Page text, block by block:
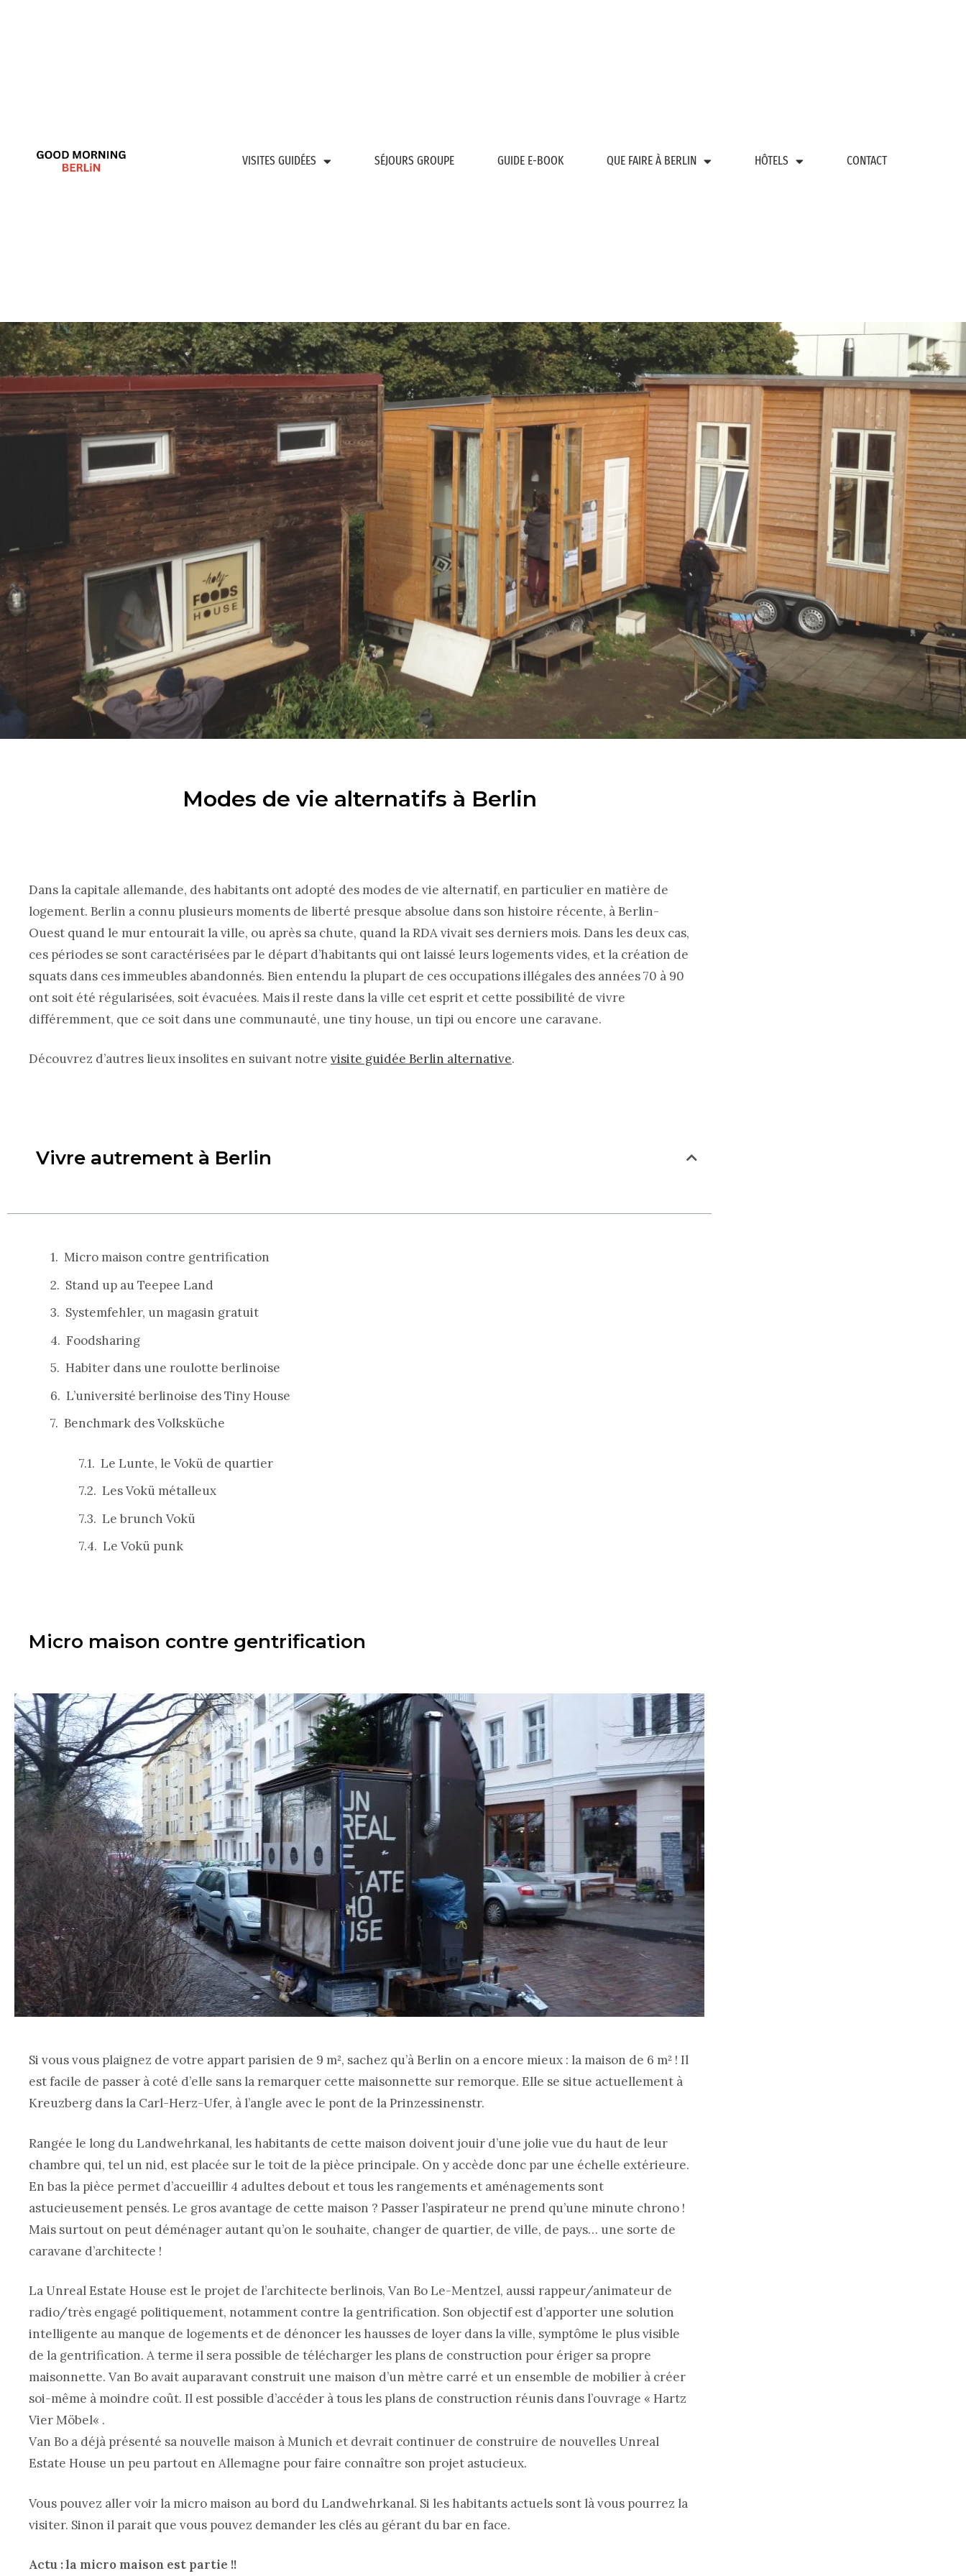
VISITES GUIDÉES SÉJOURS GROUPE GUIDE E-BOOK QUE FAIRE À BERLIN HÔTELS CONTACT
Modes de vie alternatifs à Berlin
Dans la capitale allemande, des habitants ont adopté des modes de vie alternatif, en particulier en matière de
logement. Berlin a connu plusieurs moments de liberté presque absolue dans son histoire récente, à Berlin-
Ouest quand le mur entourait la ville, ou après sa chute, quand la RDA vivait ses derniers mois. Dans les deux cas,
ces périodes se sont caractérisées par le départ d’habitants qui ont laissé leurs logements vides, et la création de
squats dans ces immeubles abandonnés. Bien entendu la plupart de ces occupations illégales des années 70 à 90
ont soit été régularisées, soit évacuées. Mais il reste dans la ville cet esprit et cette possibilité de vivre
différemment, que ce soit dans une communauté, une tiny house, un tipi ou encore une caravane.
Découvrez d’autres lieux insolites en suivant notre visite guidée Berlin alternative.
Vivre autrement à Berlin
Micro maison contre gentrification
Stand up au Teepee Land
Systemfehler, un magasin gratuit
Foodsharing
Habiter dans une roulotte berlinoise
L’université berlinoise des Tiny House
Benchmark des Volksküche
Le Lunte, le Vokü de quartier
Les Vokü métalleux
Le brunch Vokü
Le Vokü punk
Micro maison contre gentrification
Si vous vous plaignez de votre appart parisien de 9 m², sachez qu’à Berlin on a encore mieux : la maison de 6 m² ! Il
est facile de passer à coté d’elle sans la remarquer cette maisonnette sur remorque. Elle se situe actuellement à
Kreuzberg dans la Carl-Herz-Ufer, à l’angle avec le pont de la Prinzessinenstr.
Rangée le long du Landwehrkanal, les habitants de cette maison doivent jouir d’une jolie vue du haut de leur
chambre qui, tel un nid, est placée sur le toit de la pièce principale. On y accède donc par une échelle extérieure.
En bas la pièce permet d’accueillir 4 adultes debout et tous les rangements et aménagements sont
astucieusement pensés. Le gros avantage de cette maison ? Passer l’aspirateur ne prend qu’une minute chrono !
Mais surtout on peut déménager autant qu’on le souhaite, changer de quartier, de ville, de pays… une sorte de
caravane d’architecte !
La Unreal Estate House est le projet de l’architecte berlinois, Van Bo Le-Mentzel, aussi rappeur/animateur de
radio/très engagé politiquement, notamment contre la gentrification. Son objectif est d’apporter une solution
intelligente au manque de logements et de dénoncer les hausses de loyer dans la ville, symptôme le plus visible
de la gentrification. A terme il sera possible de télécharger les plans de construction pour ériger sa propre
maisonnette. Van Bo avait auparavant construit une maison d’un mètre carré et un ensemble de mobilier à créer
soi-même à moindre coût. Il est possible d’accéder à tous les plans de construction réunis dans l’ouvrage « Hartz
Vier Möbel« .
Van Bo a déjà présenté sa nouvelle maison à Munich et devrait continuer de construire de nouvelles Unreal
Estate House un peu partout en Allemagne pour faire connaître son projet astucieux.
Vous pouvez aller voir la micro maison au bord du Landwehrkanal. Si les habitants actuels sont là vous pourrez la
visiter. Sinon il parait que vous pouvez demander les clés au gérant du bar en face.
Actu : la micro maison est partie !!